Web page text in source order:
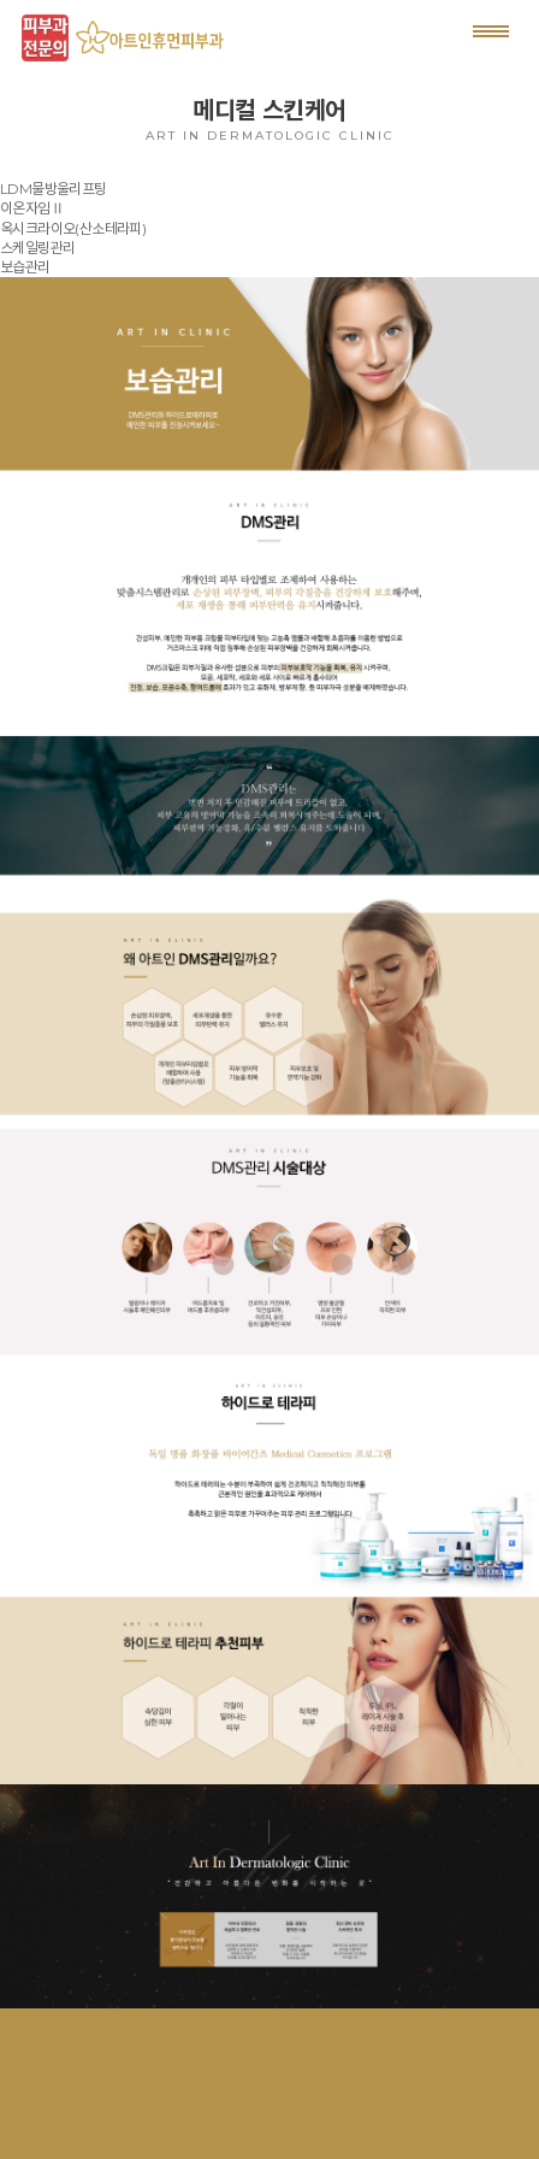
메디컬 스킨케어
ART IN DERMATOLOGIC CLINIC
LDM물방울리프팅
이온자임Ⅱ
옥시크라이오(산소테라피)
스케일링관리
보습관리